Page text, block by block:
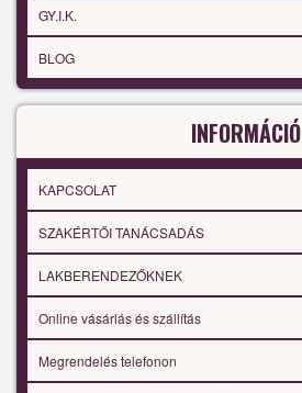
GY.I.K.
BLOG
INFORMÁCIÓ
KAPCSOLAT
SZAKÉRTŐI TANÁCSADÁS
LAKBERENDEZŐKNEK
Online vásárlás és szállítás
Megrendelés telefonon